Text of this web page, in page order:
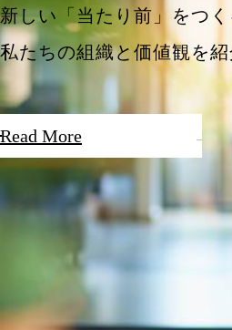
新しい「当たり前」をつく
私たちの組織と価値観を
Read More